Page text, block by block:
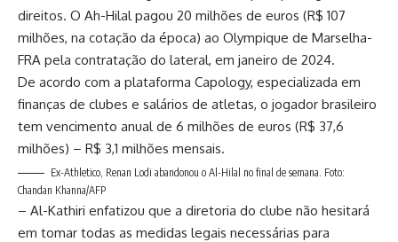
direitos. O Ah-Hilal pagou 20 milhões de euros (R$ 107
milhões, na cotação da época) ao Olympique de Marselha-
FRA pela contratação do lateral, em janeiro de 2024.
De acordo com a plataforma Capology, especializada em
finanças de clubes e salários de atletas, o jogador brasileiro
tem vencimento anual de 6 milhões de euros (R$ 37,6
milhões) – R$ 3,1 milhões mensais.
Ex-Athletico, Renan Lodi abandonou o Al-Hilal no final de semana. Foto:
Chandan Khanna/AFP
– Al-Kathiri enfatizou que a diretoria do clube não hesitará
em tomar todas as medidas legais necessárias para